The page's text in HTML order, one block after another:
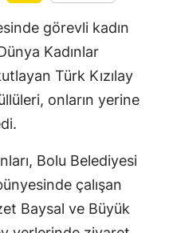
Çorum
Diyarbakır
Elazığ
Erzincan
Erzurum
görevli kadın
Kadınlar
Türk Kızılay
onların yerine
Bolu Belediyesi
çalışan
Baysal ve Büyük